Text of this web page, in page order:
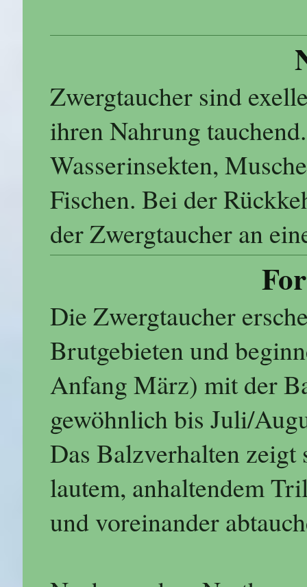
Zwergtaucher sind
ihren Nahrung
Wasserinsekten,
Fischen. Bei der
der Zwergtaucher an
Die Zwergtaucher
Brutgebieten und
Anfang März) mit der
gewöhnlich bis Juli/
Das Balzverhalten zeigt
lautem, anhaltendem
und voreinander